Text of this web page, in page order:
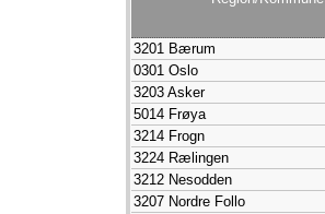
3201 Bærum
0301 Oslo
3203 Asker
5014 Frøya
3214 Frogn
3224 Rælingen
3212 Nesodden
3207 Nordre Follo